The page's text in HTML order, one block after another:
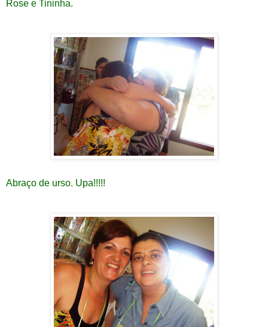
Rose e Tininha.
Abraço de urso. Upa!!!!!